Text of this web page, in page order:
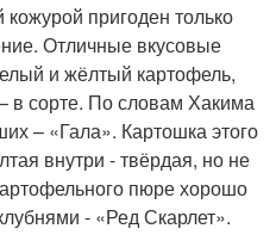
пригоден только
Отличные вкусовые
и жёлтый картофель,
в сорте. По словам Хакима
– «Гала». Картошка этого
внутри - твёрдая, но не
пюре хорошо
- «Ред Скарлет».